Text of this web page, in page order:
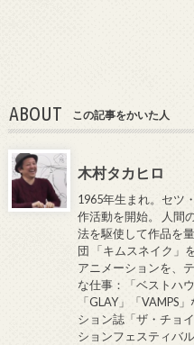
ABOUT この記事をかいた人
木村タカヒロ
1965年生まれ。セツ
作活動を開始。 人間
法を駆使して作品を
団 「キムスネイク」
アニメーションを、
な仕事：「ベストハ
「GLAY」「VAMPS
ション誌「ザ・チョ
ションフェスティバ